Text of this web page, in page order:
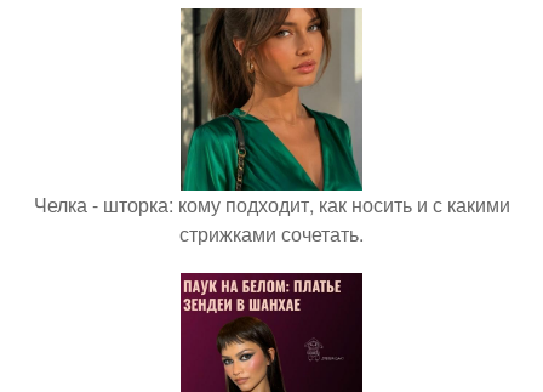
Челка - шторка: кому подходит, как носить и с какими
стрижками сочетать.